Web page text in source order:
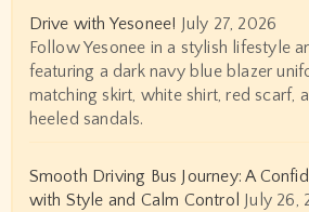
Drive with Yesonee! July 27, 2026
Follow Yesonee in a stylish lifestyle
featuring a dark navy blue blazer
matching skirt, white shirt, red scarf,
heeled sandals.
Smooth Driving Bus Journey: A
with Style and Calm Control July 26,